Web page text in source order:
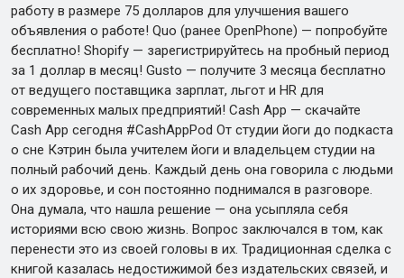
работу в размере 75 долларов для улучшения вашего
объявления о работе! Quo (ранее OpenPhone) — попробуйте
бесплатно! Shopify — зарегистрируйтесь на пробный период
за 1 доллар в месяц! Gusto — получите 3 месяца бесплатно
от ведущего поставщика зарплат, льгот и HR для
современных малых предприятий! Cash App — скачайте
Cash App сегодня #CashAppPod От студии йоги до подкаста
о сне Кэтрин была учителем йоги и владельцем студии на
полный рабочий день. Каждый день она говорила с людьми
о их здоровье, и сон постоянно поднимался в разговоре.
Она думала, что нашла решение — она усыпляла себя
историями всю свою жизнь. Вопрос заключался в том, как
перенести это из своей головы в их. Традиционная сделка с
книгой казалась недостижимой без издательских связей, и